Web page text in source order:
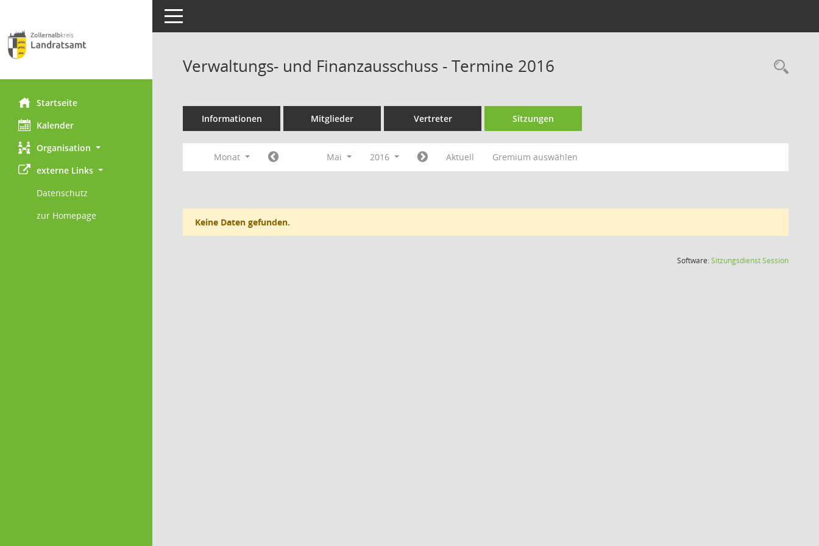
Startseite
Kalender
Organisation
externe Links
Datenschutz
zur Homepage
Toggle navigation
Verwaltungs- und Finanzausschuss - Termine 2016
Informationen Mitglieder Vertreter Sitzungen
Monat Mai 2016 Aktuell Gremium auswählen
Keine Daten gefunden.
Software:SitzungsdienstSession(Wird in